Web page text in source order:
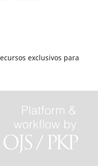
exclusivos para